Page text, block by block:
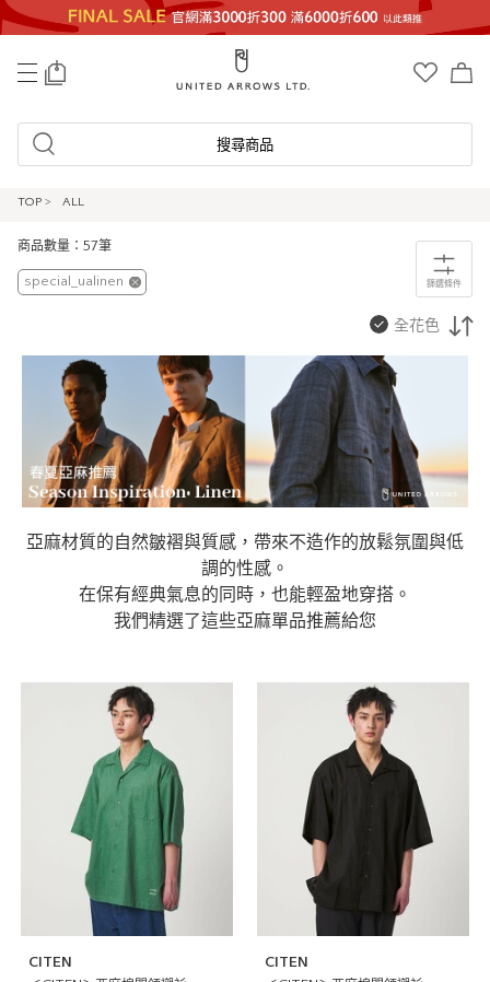
搜尋商品
TOP > ALL
商品數量：57筆
篩選條件
special_ualinen
全花色
亞麻材質的自然皺褶與質感，帶來不造作的放鬆氛圍與低
調的性感。
在保有經典氣息的同時，也能輕盈地穿搭。
我們精選了這些亞麻單品推薦給您
CITEN
CITEN